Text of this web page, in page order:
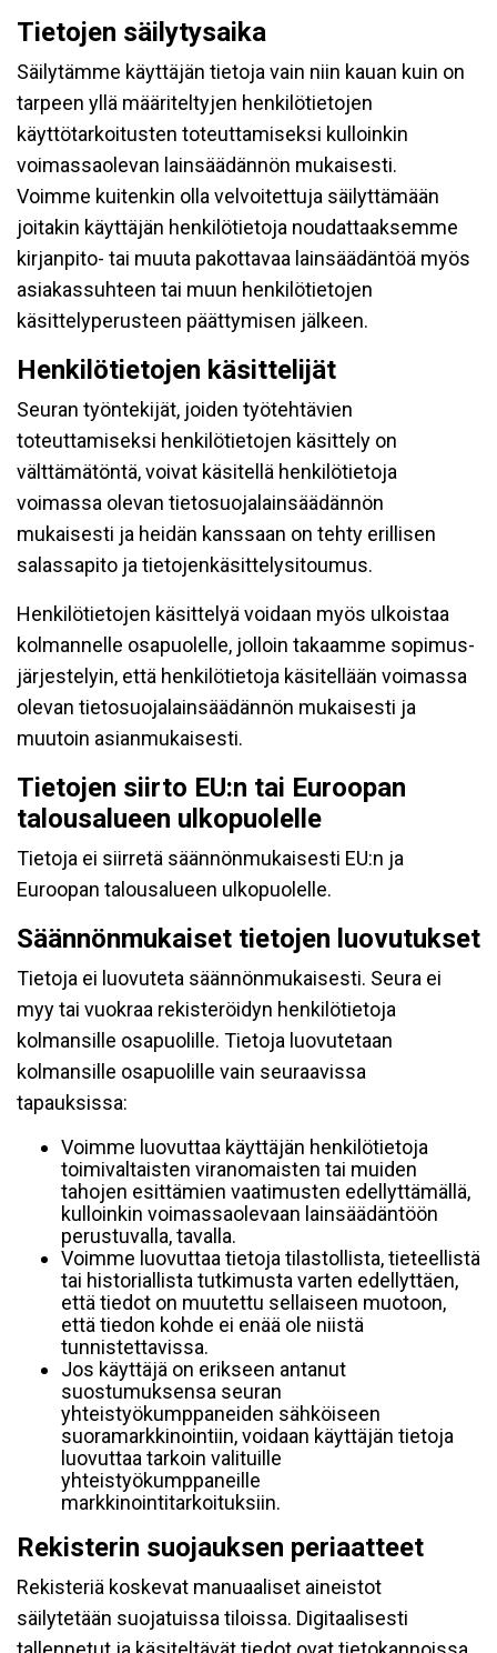
Tietojen säilytysaika
Säilytämme käyttäjän tietoja vain niin kauan kuin on
tarpeen yllä määriteltyjen henkilötietojen
käyttötarkoitusten toteuttamiseksi kulloinkin
voimassaolevan lainsäädännön mukaisesti.
Voimme kuitenkin olla velvoitettuja säilyttämään
joitakin käyttäjän henkilötietoja noudattaaksemme
kirjanpito- tai muuta pakottavaa lainsäädäntöä myös
asiakassuhteen tai muun henkilötietojen
käsittelyperusteen päättymisen jälkeen.
Henkilötietojen käsittelijät
Seuran työntekijät, joiden työtehtävien
toteuttamiseksi henkilötietojen käsittely on
välttämätöntä, voivat käsitellä henkilötietoja
voimassa olevan tietosuojalainsäädännön
mukaisesti ja heidän kanssaan on tehty erillisen
salassapito ja tietojenkäsittelysitoumus.
Henkilötietojen käsittelyä voidaan myös ulkoistaa
kolmannelle osapuolelle, jolloin takaamme sopimus-
järjestelyin, että henkilötietoja käsitellään voimassa
olevan tietosuojalainsäädännön mukaisesti ja
muutoin asianmukaisesti.
Tietojen siirto EU:n tai Euroopan
talousalueen ulkopuolelle
Tietoja ei siirretä säännönmukaisesti EU:n ja
Euroopan talousalueen ulkopuolelle.
Säännönmukaiset tietojen luovutukset
Tietoja ei luovuteta säännönmukaisesti. Seura ei
myy tai vuokraa rekisteröidyn henkilötietoja
kolmansille osapuolille. Tietoja luovutetaan
kolmansille osapuolille vain seuraavissa
tapauksissa:
Voimme luovuttaa käyttäjän henkilötietoja
toimivaltaisten viranomaisten tai muiden
tahojen esittämien vaatimusten edellyttämällä,
kulloinkin voimassaolevaan lainsäädäntöön
perustuvalla, tavalla.
Voimme luovuttaa tietoja tilastollista, tieteellistä
tai historiallista tutkimusta varten edellyttäen,
että tiedot on muutettu sellaiseen muotoon,
että tiedon kohde ei enää ole niistä
tunnistettavissa.
Jos käyttäjä on erikseen antanut
suostumuksensa seuran
yhteistyökumppaneiden sähköiseen
suoramarkkinointiin, voidaan käyttäjän tietoja
luovuttaa tarkoin valituille
yhteistyökumppaneille
markkinointitarkoituksiin.
Rekisterin suojauksen periaatteet
Rekisteriä koskevat manuaaliset aineistot
säilytetään suojatuissa tiloissa. Digitaalisesti